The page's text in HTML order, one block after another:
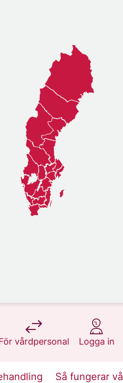
vårdpersonal
på 1177.se
Logga in
på 1177.se
Så fungerar